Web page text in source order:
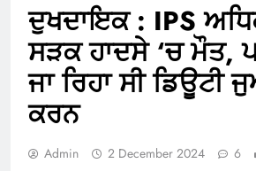
ਦੁਖਦਾਇਕ : IPS
ਸੜਕ ਹਾਦਸੇ ‘ਚ ਮੌਤ,
ਜਾ ਰਿਹਾ ਸੀ
ਕਰਨ
Admin 2 December 2024 6